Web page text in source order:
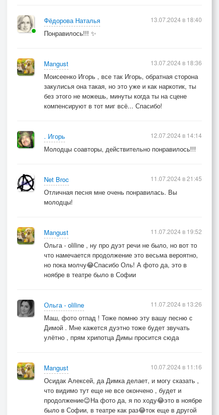
Фёдорова Наталья
Понравилось!!! ✨
13.07.2024 в 18:40
Mangust
Моисеенко Игорь , все так Игорь, обратная сторона
закулисья она такая, но это уже и как наркотик, ты
без этого не можешь, минуты когда ты на сцене
компенсируют в тот миг всё... Спасибо!
13.07.2024 в 18:36
. Игорь
Молодцы соавторы, действительно понравилось!!!
12.07.2024 в 14:14
Net Broc
Отличная песня мне очень понравилась. Вы
молодцы!
11.07.2024 в 21:45
Mangust
Ольга - oliline , ну про дуэт речи не было, но вот то
что намечается продолжение это весьма вероятно,
но пока молчу😂Спасибо Оль! А фото да, это в
ноябре в театре было в Софии
11.07.2024 в 19:52
Ольга - oliline
Маш, фото отпад ! Тоже помню эту вашу песню с
Димой . Мне кажется дуэтно тоже будет звучать
улётно , прям хрипотца Димы просится сюда
11.07.2024 в 13:26
Mangust
Осидак Алексей, да Димка делает, и могу сказать ,
что видимо тут еще не все окончено , будет и
продолжение😉На фото да, я по ходу😂это в ноябре
было в Софии, в театре как раз😂ток еще в другой
10.07.2024 в 11:16